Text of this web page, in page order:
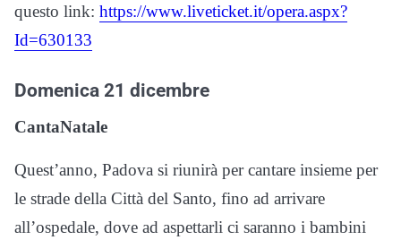
questo link: https://www.liveticket.it/opera.aspx?
Id=630133
Domenica 21 dicembre
CantaNatale
Quest’anno, Padova si riunirà per cantare insieme per
le strade della Città del Santo, fino ad arrivare
all’ospedale, dove ad aspettarli ci saranno i bambini